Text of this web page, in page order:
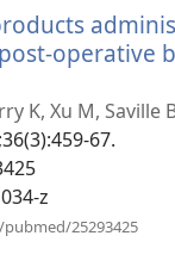
operative
K, Xu M, Saville
67.
z
25293425